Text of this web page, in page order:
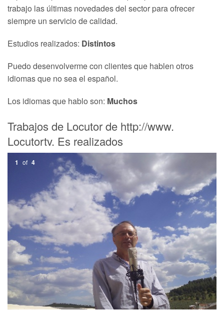
trabajo las últimas novedades del sector para ofrecer
siempre un servicio de calidad.
Estudios realizados: Distintos
Puedo desenvolverme con clientes que hablen otros
idiomas que no sea el español.
Los idiomas que hablo son: Muchos
Trabajos de Locutor de http://www.
Locutortv. Es realizados
1 of 4